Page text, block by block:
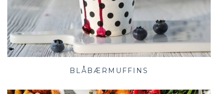
BLÅBÆRMUFFINS